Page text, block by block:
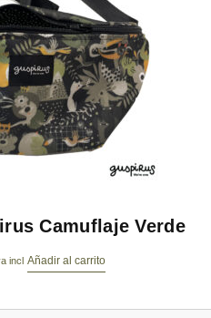
Camuflaje Verde
incl Añadir al carrito